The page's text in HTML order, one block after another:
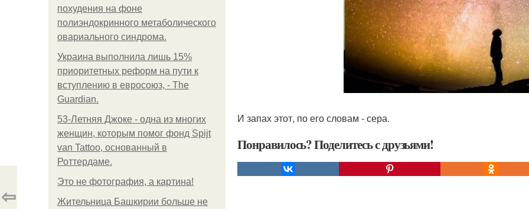
похудения на фоне
полиэндокринного метаболического
овариального синдрома.
Украина выполнила лишь 15%
приоритетных реформ на пути к
вступлению в евросоюз, - The
Guardian.
53-Летняя Джоке - одна из многих
женщин, которым помог фонд Spijt
van Tattoo, основанный в
Роттердаме.
Это не фотография, а картина!
Жительница Башкирии больше не
И запах этот, по его словам - сера.
Понравилось? Поделитесь с друзьями!
⇦